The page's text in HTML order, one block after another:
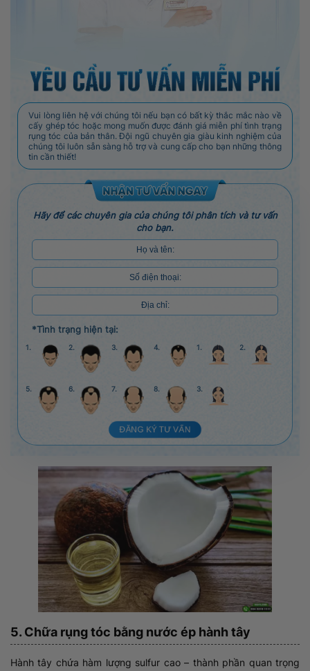
Vui lòng liên hệ với chúng tôi nếu bạn có bất kỳ thắc mắc nào về
cấy ghép tóc hoặc mong muốn được đánh giá miễn phí tình trạng
rụng tóc của bản thân. Đội ngũ chuyên gia giàu kinh nghiệm của
chúng tôi luôn sẵn sàng hỗ trợ và cung cấp cho bạn những thông
tin cần thiết!
Hãy để các chuyên gia của chúng tôi phân tích và tư vấn
cho bạn.
*Tình trạng hiện tại:
1. 2. 3. 4. 1. 2.
5. 6. 7. 8. 3.
ĐĂNG KÝ TƯ VẤN
5. Chữa rụng tóc bằng nước ép hành tây
Hành tây chứa hàm lượng sulfur cao – thành phần quan trọng